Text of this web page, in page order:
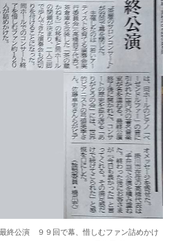
終公演 ９９回で幕、惜しむファン詰めかけ